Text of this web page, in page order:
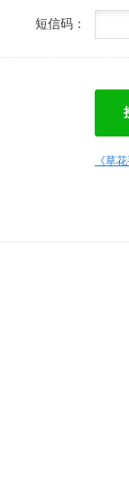
短信码：
《草